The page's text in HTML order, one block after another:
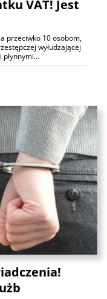
VAT! Jest
przeciwko 10 osobom,
wyłudzającej
płynnymi…